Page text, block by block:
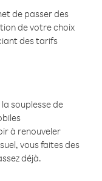
de passer des
de votre choix
des tarifs
souplesse de
à renouveler
vous faites des
déjà.